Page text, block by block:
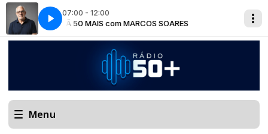
07:00 - 12:00
MANHÃ 50 MAIS com MARCOS SOARES MANHÃ
Menu